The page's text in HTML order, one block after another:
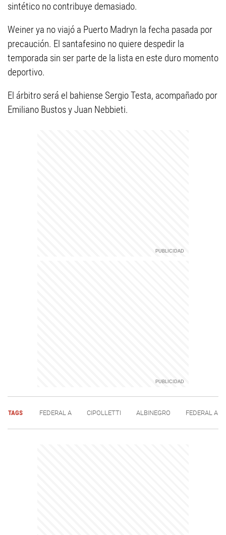
sintético no contribuye demasiado.
Weiner ya no viajó a Puerto Madryn la fecha pasada por
precaución. El santafesino no quiere despedir la
temporada sin ser parte de la lista en este duro momento
deportivo.
El árbitro será el bahiense Sergio Testa, acompañado por
Emiliano Bustos y Juan Nebbieti.
TAGS FEDERAL A CIPOLLETTI ALBINEGRO FEDERAL A